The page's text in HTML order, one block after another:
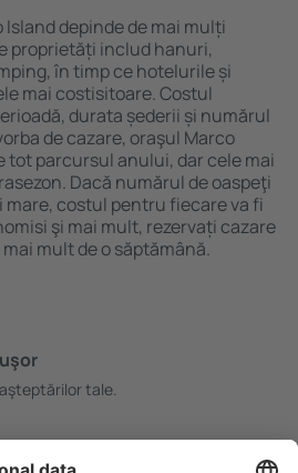
depinde de mai mulți
proprietăți includ hanuri,
în timp ce hotelurile și
mai costisitoare. Costul
durata șederii și numărul
de cazare, oraşul Marco
tot parcursul anului, dar cele mai
Dacă numărul de oaspeţi
costul pentru fiecare va fi
şi mai mult, rezervați cazare
mult de o săptămână.
tale.